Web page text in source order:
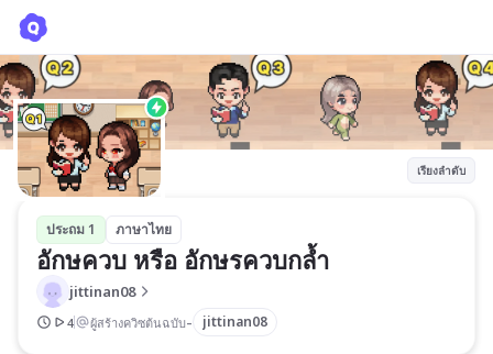
เรียงลำดับ
ประถม 1 ภาษาไทย
อักษควบ หรือ อักษรควบกล้ำ
jittinan08
4 ผู้สร้างควิซต้นฉบับ- jittinan08